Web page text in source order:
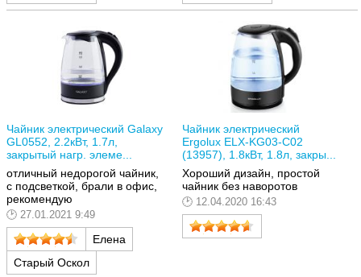
Чайник электрический Galaxy
GL0552, 2.2кВт, 1.7л,
закрытый нагр. элеме...
отличный недорогой чайник,
с подсветкой, брали в офис,
рекомендую
27.01.2021 9:49
Елена
Старый Оскол
Чайник электрический
Ergolux ELX-KG03-C02
(13957), 1.8кВт, 1.8л, закры...
Хороший дизайн, простой
чайник без наворотов
12.04.2020 16:43